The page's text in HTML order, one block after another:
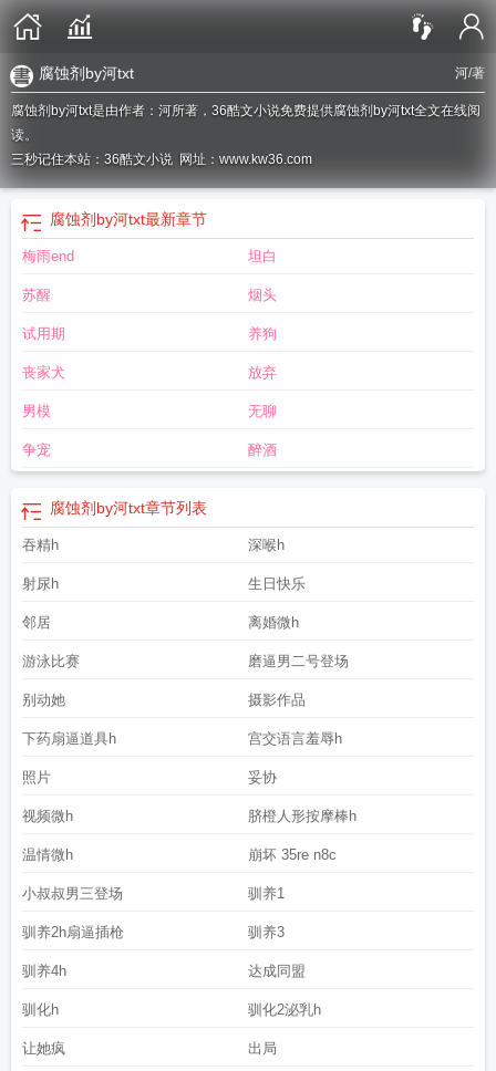
河/著
腐蚀剂by河txt
腐蚀剂by河txt是由作者：河所著，36酷文小说免费提供腐蚀剂by河txt全文在线阅
读。
三秒记住本站：36酷文小说 网址：www.kw36.com
腐蚀剂by河txt最新章节
梅雨end 坦白
苏醒 烟头
试用期 养狗
丧家犬 放弃
男模 无聊
争宠 醉酒
腐蚀剂by河txt章节列表
吞精h 深喉h
射尿h 生日快乐
邻居 离婚微h
游泳比赛 磨逼男二号登场
别动她 摄影作品
下药扇逼道具h 宫交语言羞辱h
照片 妥协
视频微h 脐橙人形按摩棒h
温情微h 崩坏 35re n8c
小叔叔男三登场 驯养1
驯养2h扇逼插枪 驯养3
驯养4h 达成同盟
驯化h 驯化2泌乳h
让她疯 出局